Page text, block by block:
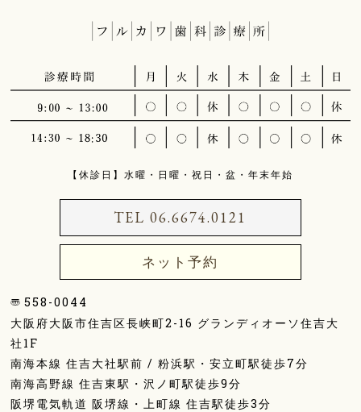
【休診⽇】⽔曜・⽇曜・祝⽇・盆・年末年始
TEL 06.6674.0121
ネット予約
558-0044
⼤阪府⼤阪市住吉区⻑峡町2-16 グランディオーソ住吉⼤
社1F
南海本線 住吉⼤社駅前 / 粉浜駅・安⽴町駅徒歩7分
南海⾼野線 住吉東駅・沢ノ町駅徒歩9分
阪堺電気軌道 阪堺線・上町線 住吉駅徒歩3分